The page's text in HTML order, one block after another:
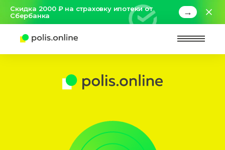
Скидка 2000 ₽ на страховку ипотеки от
Сбербанка
→